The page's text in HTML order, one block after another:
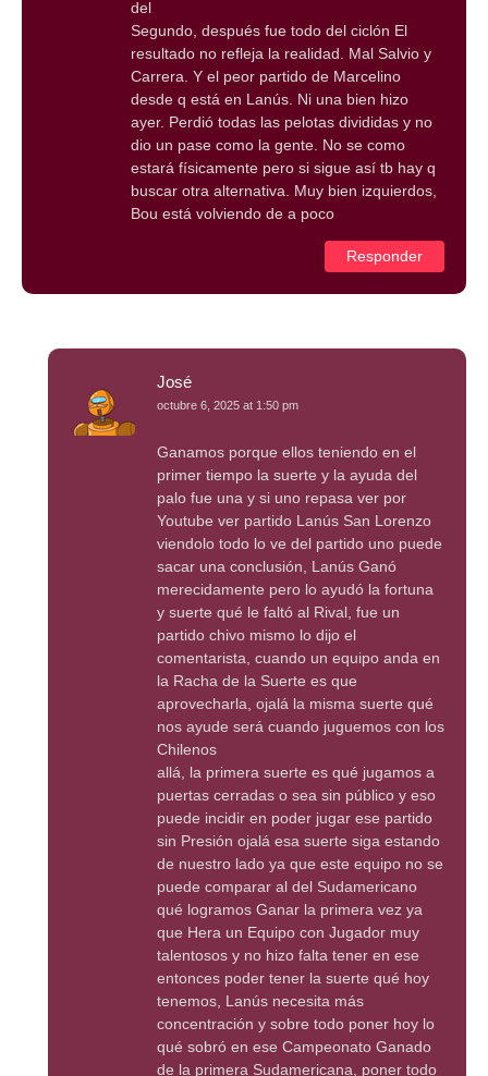
del
Segundo, después fue todo del ciclón El
resultado no refleja la realidad. Mal Salvio y
Carrera. Y el peor partido de Marcelino
desde q está en Lanús. Ni una bien hizo
ayer. Perdió todas las pelotas divididas y no
dio un pase como la gente. No se como
estará físicamente pero si sigue así tb hay q
buscar otra alternativa. Muy bien izquierdos,
Bou está volviendo de a poco
Responder
José
octubre 6, 2025 at 1:50 pm
Ganamos porque ellos teniendo en el
primer tiempo la suerte y la ayuda del
palo fue una y si uno repasa ver por
Youtube ver partido Lanús San Lorenzo
viendolo todo lo ve del partido uno puede
sacar una conclusión, Lanús Ganó
merecidamente pero lo ayudó la fortuna
y suerte qué le faltó al Rival, fue un
partido chivo mismo lo dijo el
comentarista, cuando un equipo anda en
la Racha de la Suerte es que
aprovecharla, ojalá la misma suerte qué
nos ayude será cuando juguemos con los
Chilenos
allá, la primera suerte es qué jugamos a
puertas cerradas o sea sin público y eso
puede incidir en poder jugar ese partido
sin Presión ojalá esa suerte siga estando
de nuestro lado ya que este equipo no se
puede comparar al del Sudamericano
qué logramos Ganar la primera vez ya
que Hera un Equipo con Jugador muy
talentosos y no hizo falta tener en ese
entonces poder tener la suerte qué hoy
tenemos, Lanús necesita más
concentración y sobre todo poner hoy lo
qué sobró en ese Campeonato Ganado
de la primera Sudamericana, poner todo